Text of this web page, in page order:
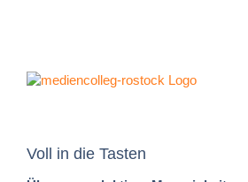
Voll in die Tasten